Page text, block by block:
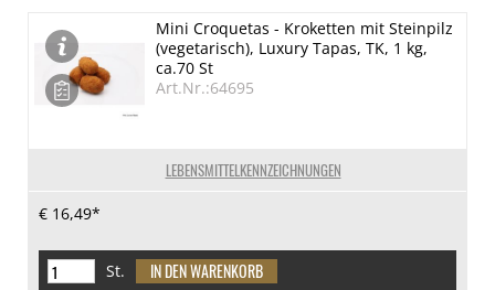
LEBENSMITTELKENNZEICHNUNGEN
Mini Croquetas - Kroketten mit Steinpilz
(vegetarisch), Luxury Tapas, TK, 1 kg,
ca.70 St
Art.Nr.:64695
€ 16,49*
St.